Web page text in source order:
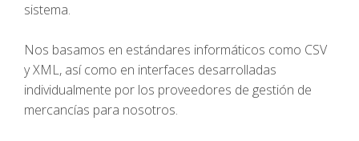
sistema.
Nos basamos en estándares informáticos como CSV
y XML, así como en interfaces desarrolladas
individualmente por los proveedores de gestión de
mercancías para nosotros.